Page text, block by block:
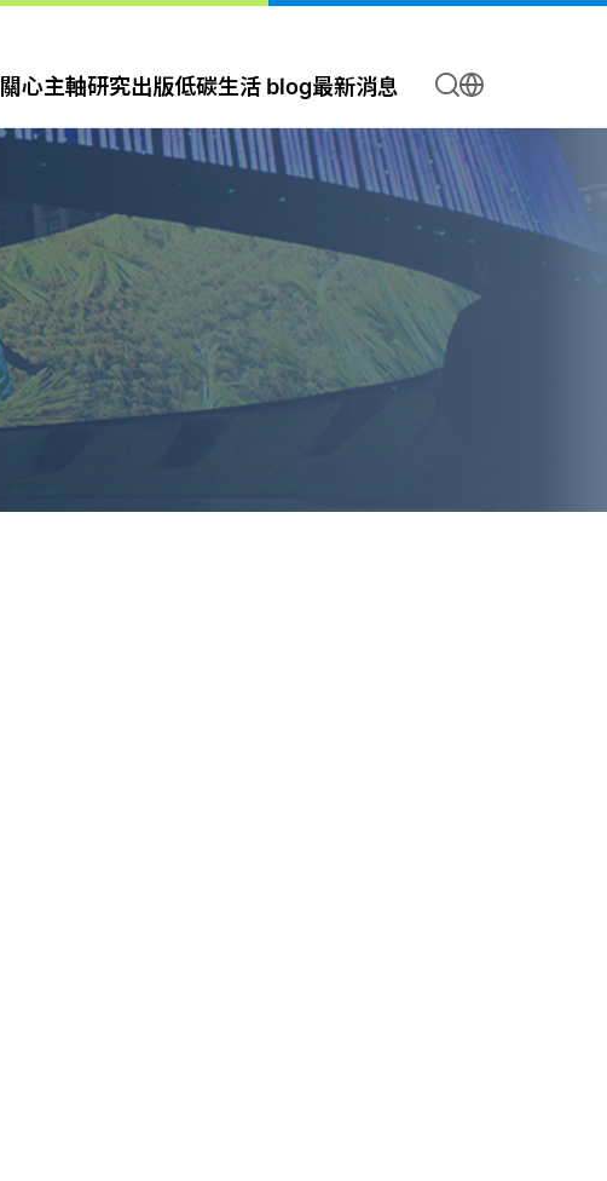
關心主軸研究出版低碳生活 blog最新消息